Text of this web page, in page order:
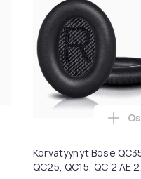
Kärcher SE 3 Compact
Korvatyynyt Bose
QC25, QC15, QC 2 AE